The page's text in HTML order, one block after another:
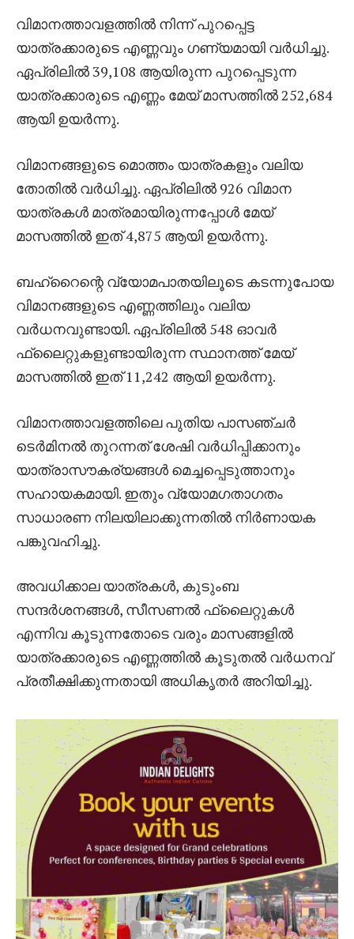
വിമാനത്താവളത്തിൽ നിന്ന് പുറപ്പെട്ട
യാത്രക്കാരുടെ എണ്ണവും ഗണ്യമായി വർധിച്ചു.
ഏപ്രിലിൽ 39,108 ആയിരുന്ന പുറപ്പെടുന്ന
യാത്രക്കാരുടെ എണ്ണം മേയ് മാസത്തിൽ 252,684
ആയി ഉയർന്നു.
വിമാനങ്ങളുടെ മൊത്തം യാത്രകളും വലിയ
തോതിൽ വർധിച്ചു. ഏപ്രിലിൽ 926 വിമാന
യാത്രകൾ മാത്രമായിരുന്നപ്പോൾ മേയ്
മാസത്തിൽ ഇത് 4,875 ആയി ഉയർന്നു.
ബഹ്‌റൈന്റെ വ്യോമപാതയിലൂടെ കടന്നുപോയ
വിമാനങ്ങളുടെ എണ്ണത്തിലും വലിയ
വർധനവുണ്ടായി. ഏപ്രിലിൽ 548 ഓവർ
ഫ്ലൈറ്റുകളുണ്ടായിരുന്ന സ്ഥാനത്ത് മേയ്
മാസത്തിൽ ഇത് 11,242 ആയി ഉയർന്നു.
വിമാനത്താവളത്തിലെ പുതിയ പാസഞ്ചർ
ടെർമിനൽ തുറന്നത് ശേഷി വർധിപ്പിക്കാനും
യാത്രാസൗകര്യങ്ങൾ മെച്ചപ്പെടുത്താനും
സഹായകമായി. ഇതും വ്യോമഗതാഗതം
സാധാരണ നിലയിലാക്കുന്നതിൽ നിർണായക
പങ്കുവഹിച്ചു.
അവധിക്കാല യാത്രകൾ, കുടുംബ
സന്ദർശനങ്ങൾ, സീസണൽ ഫ്ലൈറ്റുകൾ
എന്നിവ കൂടുന്നതോടെ വരും മാസങ്ങളിൽ
യാത്രക്കാരുടെ എണ്ണത്തിൽ കൂടുതൽ വർധനവ്
പ്രതീക്ഷിക്കുന്നതായി അധികൃതർ അറിയിച്ചു.